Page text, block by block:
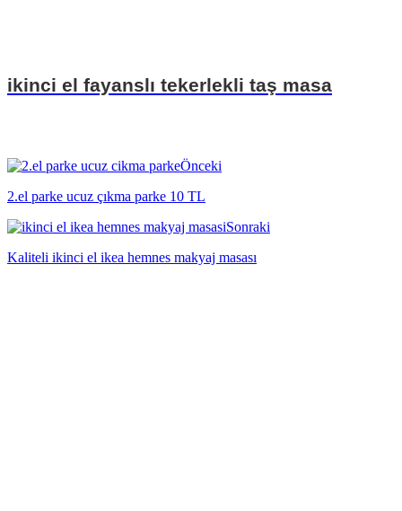
ikinci el fayanslı tekerlekli taş masa
Önceki
2.el parke ucuz çıkma parke 10 TL
Sonraki
Kaliteli ikinci el ikea hemnes makyaj masası